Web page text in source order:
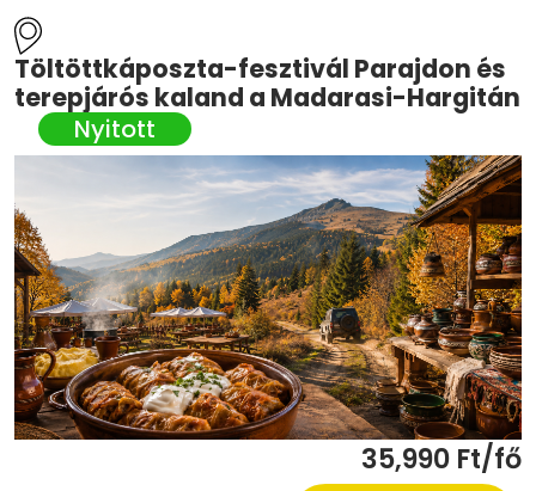
Töltöttkáposzta-fesztivál Parajdon és
terepjárós kaland a Madarasi-Hargitán
35,990 Ft/fő